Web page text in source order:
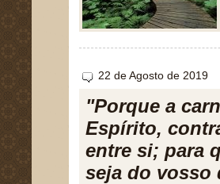
22 de Agosto de 2019
"Porque a
Espírito,
entre si; para
seja do vosso